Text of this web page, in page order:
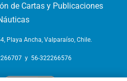
de Cartas y Publicaciones
Playa Ancha, Valparaíso, Chile.
y 56-322266576